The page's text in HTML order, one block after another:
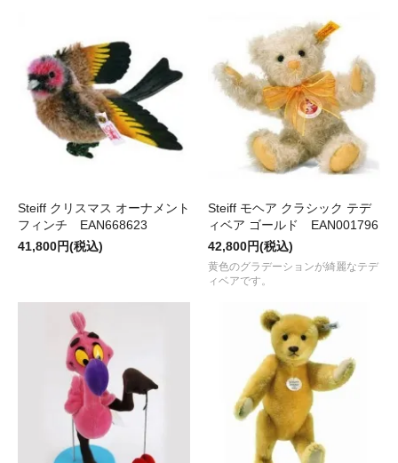
Steiff クリスマス オーナメント
フィンチ EAN668623
41,800円(税込)
Steiff モヘア クラシック テデ
ィベア ゴールド EAN001796
42,800円(税込)
黄色のグラデーションが綺麗なテデ
ィベアです。